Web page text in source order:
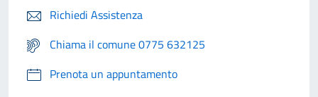
Richiedi Assistenza
Chiama il comune 0775 632125
Prenota un appuntamento